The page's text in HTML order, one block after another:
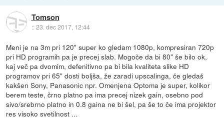
Tomson
::23. dec 2017, 12:44
Meni je na 3m pri 120" super ko gledam 1080p, kompresiran 720p
pri HD programih pa je precej slab. Mogoče da bi 80" še bilo ok,
kaj več pa dvomim, defenitivno pa bi bila kvaliteta slike HD
programov pri 65" dosti boljša, že zaradi upscalinga, če gledaš
kakšen Sony, Panasonic npr. Omenjena Optoma je super, kolikor
berem teste, črno platno pa ima precej nizek gain, osebno pod
sivo/srebrno platno in 0.8 gaina ne bi šel, pa še to če ima projektor
res visoko svetilnost ...